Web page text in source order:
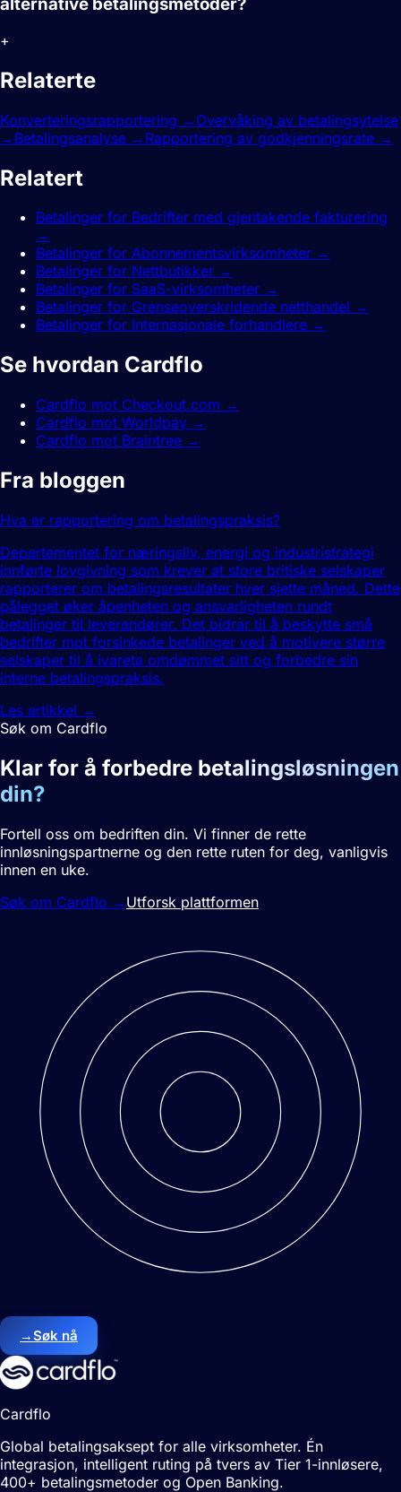
+
Relaterte
Konverteringsrapportering → Overvåking av betalingsytelse
→ Betalingsanalyse → Rapportering av godkjenningsrate →
Relatert
Betalinger for Bedrifter med gjentakende fakturering
→
Betalinger for Abonnementsvirksomheter →
Betalinger for Nettbutikker →
Betalinger for SaaS-virksomheter →
Betalinger for Grenseoverskridende netthandel →
Betalinger for Internasjonale forhandlere →
Se hvordan Cardflo
Cardflo mot Checkout.com →
Cardflo mot Worldpay →
Cardflo mot Braintree →
Fra bloggen
Hva er rapportering om betalingspraksis?
Departementet for næringsliv, energi og industristrategi
innførte lovgivning som krever at store britiske selskaper
rapporterer om betalingsresultater hver sjette måned. Dette
pålegget øker åpenheten og ansvarligheten rundt
betalinger til leverandører. Det bidrar til å beskytte små
bedrifter mot forsinkede betalinger ved å motivere større
selskaper til å ivareta omdømmet sitt og forbedre sin
interne betalingspraksis.
Les artikkel →
Søk om Cardflo
Klar for å forbedre betalingsløsningen
din?
Fortell oss om bedriften din. Vi finner de rette
innløsningspartnerne og den rette ruten for deg, vanligvis
innen en uke.
Søk om Cardflo → Utforsk plattformen
→Søk nå
Cardflo
Global betalingsaksept for alle virksomheter. Én
integrasjon, intelligent ruting på tvers av Tier 1-innløsere,
400+ betalingsmetoder og Open Banking.